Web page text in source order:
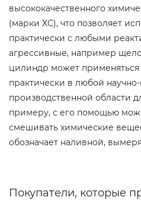
высококачественного
(марки ХС), что позволяет
практически с любыми
агрессивные, например
цилиндр может применяться
практически в любой
производственной области
примеру, с его помощью
смешивать химические
обозначает наливной,
Покупатели, которые